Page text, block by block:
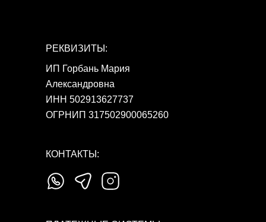
КОНТАКТЫ:
РЕКВИЗИТЫ:
ИП Горбань Мария
Александровна
ИНН 502913627737
ОГРНИП 317502900065260